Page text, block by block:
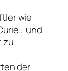
wie
und
zu
der